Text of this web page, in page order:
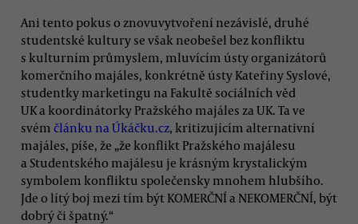
Ani tento pokus o znovuvytvoření nezávislé, druhé
studentské kultury se však neobešel bez konfliktu
s kulturním průmyslem, mluvícím ústy organizátorů
komerčního majáles, konkrétně ústy Kateřiny Syslové,
studentky marketingu na Fakultě sociálních věd
UK a koordinátorky Pražského majáles za UK. Ta ve
svém článku na Úkáčku.cz, kritizujícím alternativní
majáles, píše, že „že konflikt Pražského majálesu
a Studentského majálesu je krásným krystalickým
symbolem konfliktu společensky mnohem hlubšího.
Jde o lítý boj mezi tím být KOMERČNÍ a NEKOMERČNÍ, být
dobrý či špatný.“